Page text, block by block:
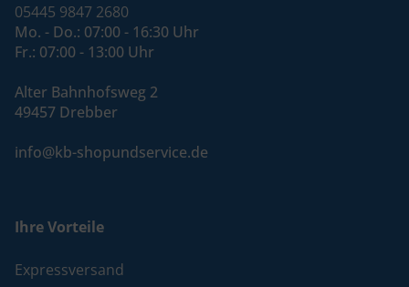
05445 9847 2680
Mo. - Do.: 07:00 - 16:30 Uhr
Fr.: 07:00 - 13:00 Uhr
Alter Bahnhofsweg 2
49457 Drebber
info@kb-shopundservice.de
Ihre Vorteile
Expressversand